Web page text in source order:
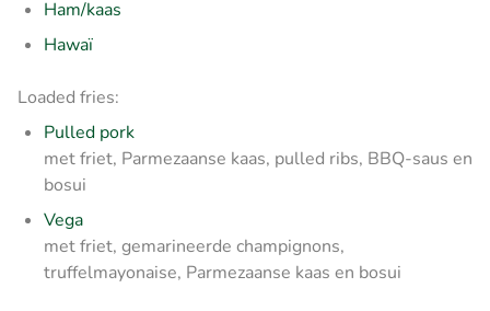
Ham/kaas
Hawaï
Loaded fries:
Pulled pork
met friet, Parmezaanse kaas, pulled ribs, BBQ-saus en
bosui
Vega
met friet, gemarineerde champignons,
truffelmayonaise, Parmezaanse kaas en bosui